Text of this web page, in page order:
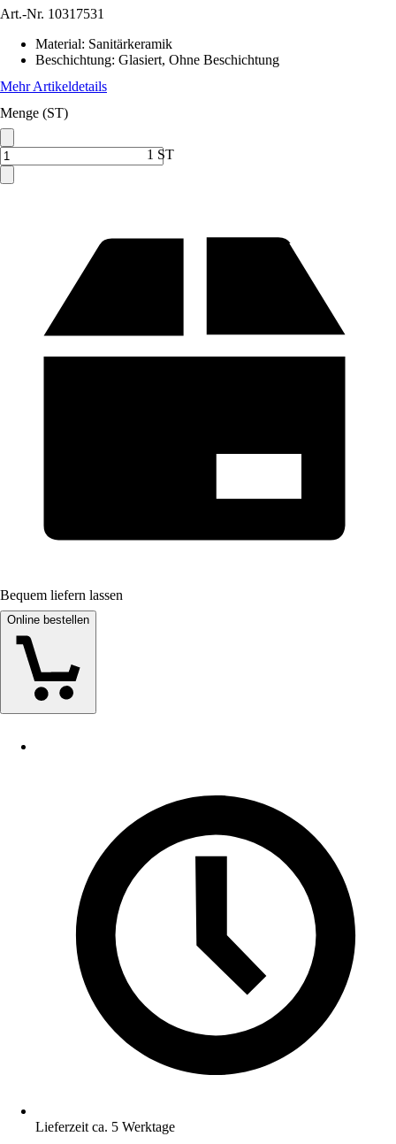
Art.-Nr. 10317531
Material: Sanitärkeramik
Beschichtung: Glasiert, Ohne Beschichtung
Mehr Artikeldetails
Menge (ST)
1 ST
Bequem liefern lassen
Online bestellen
Lieferzeit ca. 5 Werktage